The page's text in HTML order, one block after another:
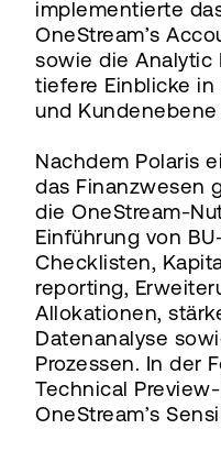
implementierte
OneStream’s
sowie die Analytic
tiefere Einblicke
und
Nachdem Polaris
das Finanzwesen
die OneStream-
Einführung von
Checklisten,
reporting,
Allokationen,
Datenanalyse
Prozessen. In der
Technical
OneStream’s